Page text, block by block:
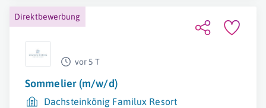
Direktbewerbung
vor 5 T
Sommelier (m/w/d)
Dachsteinkönig Familux Resort